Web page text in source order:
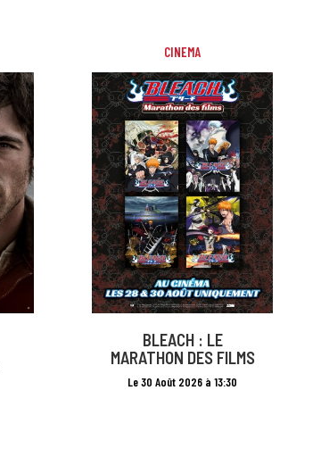
CINEMA
BLEACH : LE
MARATHON DES FILMS
Le 30 Août 2026 à 13:30